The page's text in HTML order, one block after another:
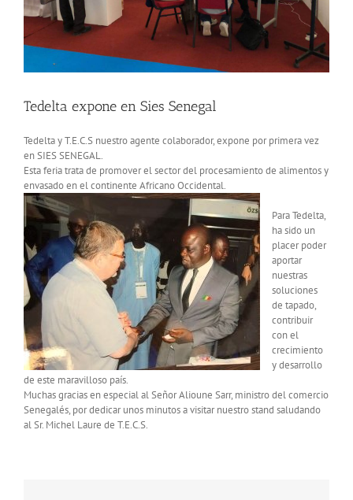
Tedelta expone en Sies Senegal
Tedelta y T.E.C.S nuestro agente colaborador, expone por primera vez
en SIES SENEGAL.
Esta feria trata de promover el sector del procesamiento de alimentos y
envasado en el continente Africano Occidental.
Para Tedelta,
ha sido un
placer poder
aportar
nuestras
soluciones
de tapado,
contribuir
con el
crecimiento
y desarrollo
de este maravilloso país.
Muchas gracias en especial al Señor Alioune Sarr, ministro del comercio
Senegalés, por dedicar unos minutos a visitar nuestro stand saludando
al Sr. Michel Laure de T.E.C.S.